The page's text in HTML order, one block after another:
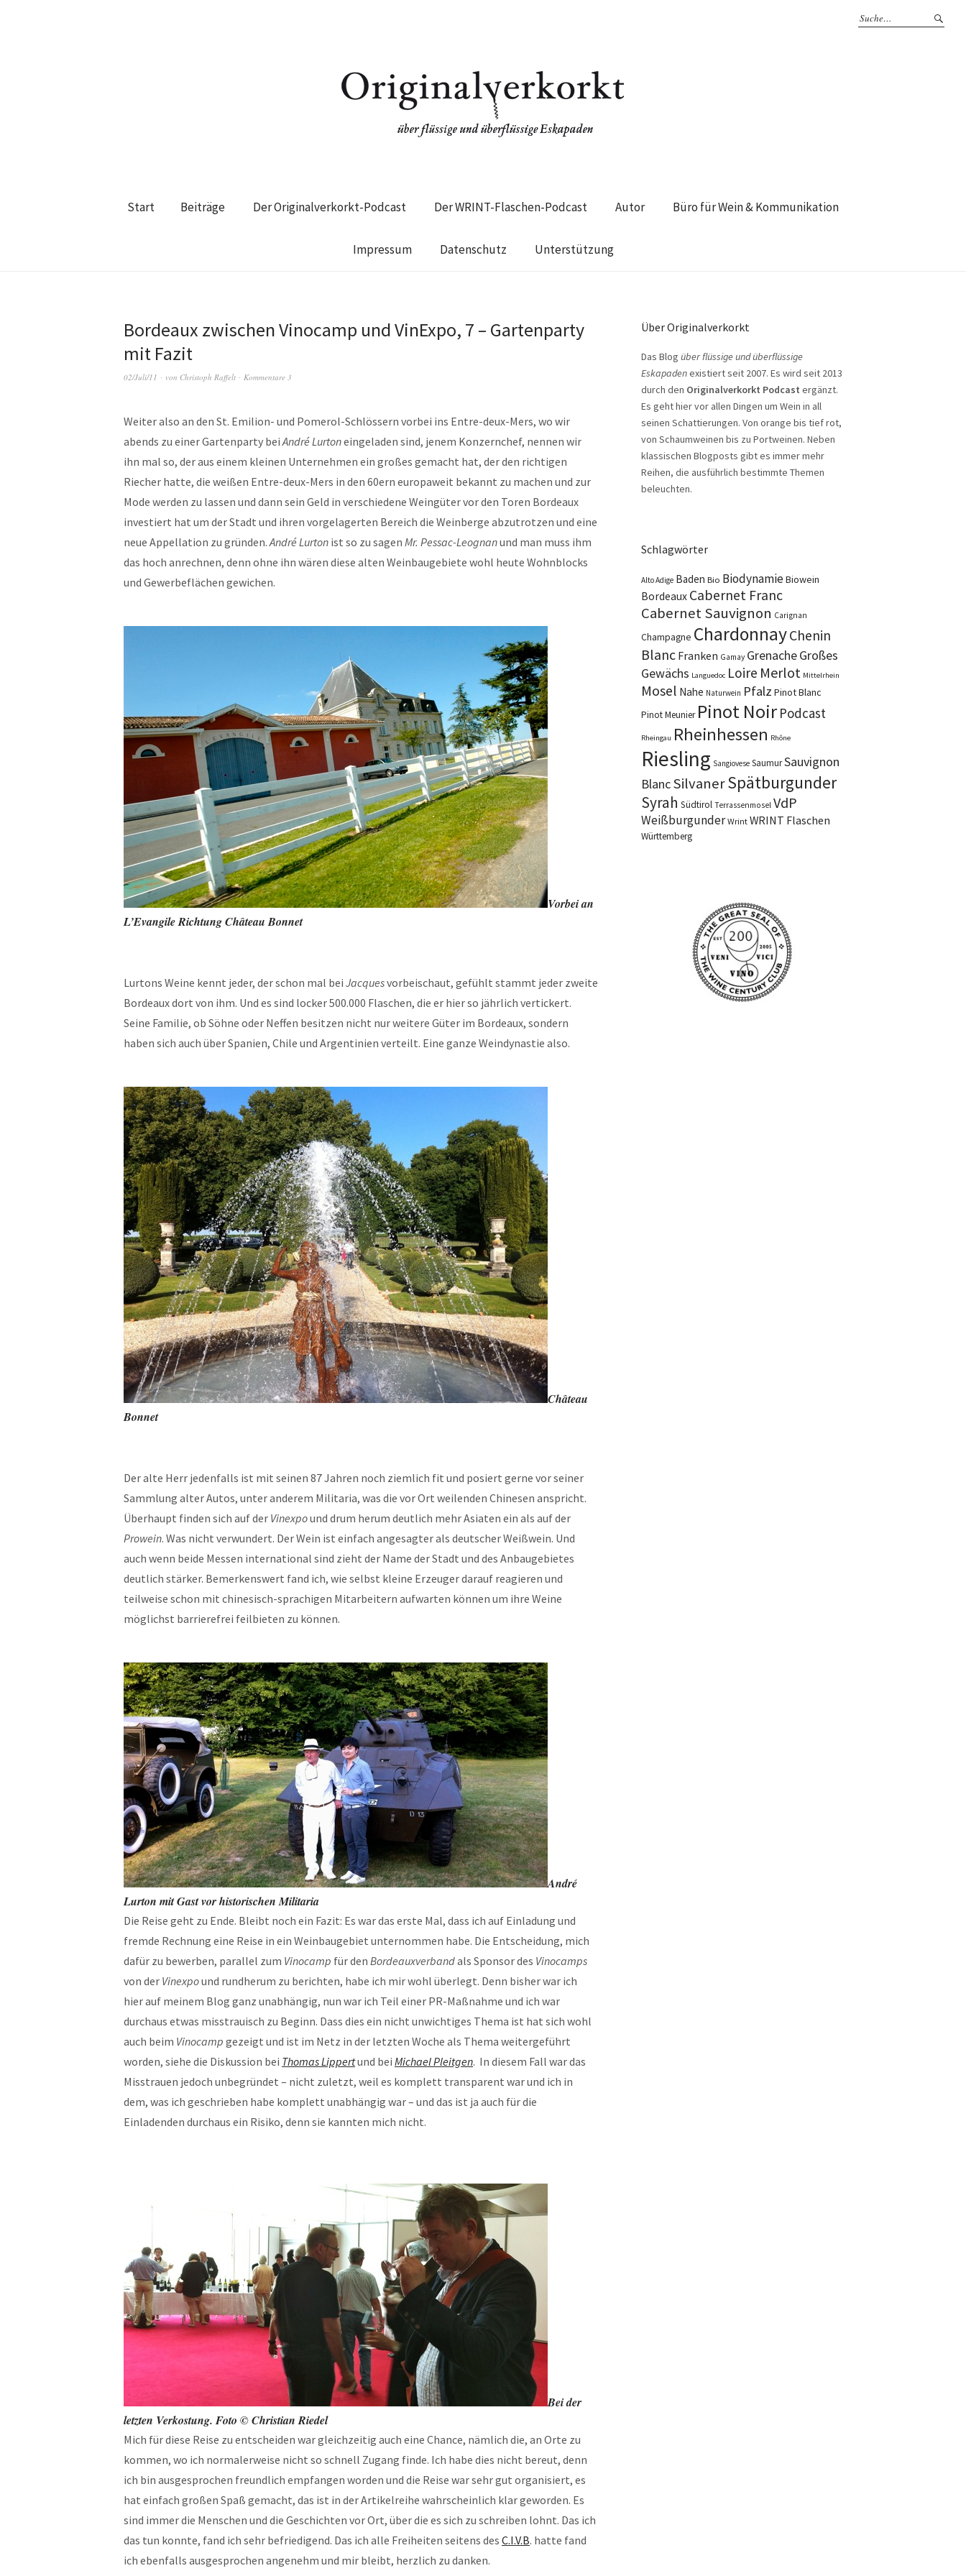
Start Beiträge Der Originalverkorkt-Podcast Der WRINT-Flaschen-Podcast Autor Büro für Wein & Kommunikation
Impressum Datenschutz Unterstützung
Bordeaux zwischen Vinocamp und VinExpo, 7 – Gartenparty
mit Fazit
02/Juli/11 von Christoph Raffelt Kommentare 3
Weiter also an den St. Emilion- und Pomerol-Schlössern vorbei ins Entre-deux-Mers, wo wir
abends zu einer Gartenparty beiAndré Lurtoneingeladen sind, jenem Konzernchef, nennen wir
ihn mal so, der aus einem kleinen Unternehmen ein großes gemacht hat, der den richtigen
Riecher hatte, die weißen Entre-deux-Mers in den 60ern europaweit bekannt zu machen und zur
Mode werden zu lassen und dann sein Geld in verschiedene Weingüter vor den Toren Bordeaux
investiert hat um der Stadt und ihren vorgelagerten Bereich die Weinberge abzutrotzen und eine
neue Appellation zu gründen.André Lurton ist so zu sagen Mr. Pessac-Leognanund man muss ihm
das hoch anrechnen, denn ohne ihn wären diese alten Weinbaugebiete wohl heute Wohnblocks
und Gewerbeflächen gewichen.
Vorbei an
L’Evangile Richtung Château Bonnet
Lurtons Weine kennt jeder, der schon mal bei Jacquesvorbeischaut, gefühlt stammt jeder zweite
Bordeaux dort von ihm. Und es sind locker 500.000 Flaschen, die er hier so jährlich vertickert.
Seine Familie, ob Söhne oder Neffen besitzen nicht nur weitere Güter im Bordeaux, sondern
haben sich auch über Spanien, Chile und Argentinien verteilt. Eine ganze Weindynastie also.
Château
Bonnet
Der alte Herr jedenfalls ist mit seinen 87 Jahren noch ziemlich fit und posiert gerne vor seiner
Sammlung alter Autos, unter anderem Militaria, was die vor Ort weilenden Chinesen anspricht.
Überhaupt finden sich auf der Vinexpound drum herum deutlich mehr Asiaten ein als auf der
Prowein. Was nicht verwundert. Der Wein ist einfach angesagter als deutscher Weißwein. Und
auch wenn beide Messen international sind zieht der Name der Stadt und des Anbaugebietes
deutlich stärker. Bemerkenswert fand ich, wie selbst kleine Erzeuger darauf reagieren und
teilweise schon mit chinesisch-sprachigen Mitarbeitern aufwarten können um ihre Weine
möglichst barrierefrei feilbieten zu können.
André
Lurton mit Gast vor historischen Militaria
Die Reise geht zu Ende. Bleibt noch ein Fazit: Es war das erste Mal, dass ich auf Einladung und
fremde Rechnung eine Reise in ein Weinbaugebiet unternommen habe. Die Entscheidung, mich
dafür zu bewerben, parallel zum Vinocamp für den Bordeauxverbandals Sponsor des Vinocamps
von der Vinexpound rundherum zu berichten, habe ich mir wohl überlegt. Denn bisher war ich
hier auf meinem Blog ganz unabhängig, nun war ich Teil einer PR-Maßnahme und ich war
durchaus etwas misstrauisch zu Beginn. Dass dies ein nicht unwichtiges Thema ist hat sich wohl
auch beim Vinocamp gezeigt und ist im Netz in der letzten Woche als Thema weitergeführt
worden, siehe die Diskussion bei Thomas Lippertund bei Michael Pleitgen. In diesem Fall war das
Misstrauen jedoch unbegründet – nicht zuletzt, weil es komplett transparent war und ich in
dem, was ich geschrieben habe komplett unabhängig war – und das ist ja auch für die
Einladenden durchaus ein Risiko, denn sie kannten mich nicht.
Bei der
letzten Verkostung. Foto © Christian Riedel
Mich für diese Reise zu entscheiden war gleichzeitig auch eine Chance, nämlich die, an Orte zu
kommen, wo ich normalerweise nicht so schnell Zugang finde. Ich habe dies nicht bereut, denn
ich bin ausgesprochen freundlich empfangen worden und die Reise war sehr gut organisiert, es
hat einfach großen Spaß gemacht, das ist in der Artikelreihe wahrscheinlich klar geworden. Es
sind immer die Menschen und die Geschichten vor Ort, über die es sich zu schreiben lohnt. Das ich
das tun konnte, fand ich sehr befriedigend. Das ich alle Freiheiten seitens des C.I.V.B. hatte fand
ich ebenfalls ausgesprochen angenehm und mir bleibt, herzlich zu danken.
Über Originalverkorkt
Das Blog über flüssige und überflüssige
Eskapadenexistiert seit 2007. Es wird seit 2013
durch den Originalverkorkt Podcast ergänzt.
Es geht hier vor allen Dingen um Wein in all
seinen Schattierungen. Von orange bis tief rot,
von Schaumweinen bis zu Portweinen. Neben
klassischen Blogposts gibt es immer mehr
Reihen, die ausführlich bestimmte Themen
beleuchten.
Schlagwörter
Alto Adige Baden Bio BiodynamieBiowein
Bordeaux Cabernet Franc
Cabernet Sauvignon Carignan
Champagne ChardonnayChenin
Blanc Franken Gamay GrenacheGroßes
Gewächs Languedoc Loire Merlot Mittelrhein
Mosel Nahe Naturwein Pfalz Pinot Blanc
Pinot Meunier Pinot Noir Podcast
Rheingau Rheinhessen Rhône
Riesling Sangiovese SaumurSauvignon
BlancSilvanerSpätburgunder
Syrah Südtirol Terrassenmosel VdP
Weißburgunder Wrint WRINT Flaschen
Württemberg